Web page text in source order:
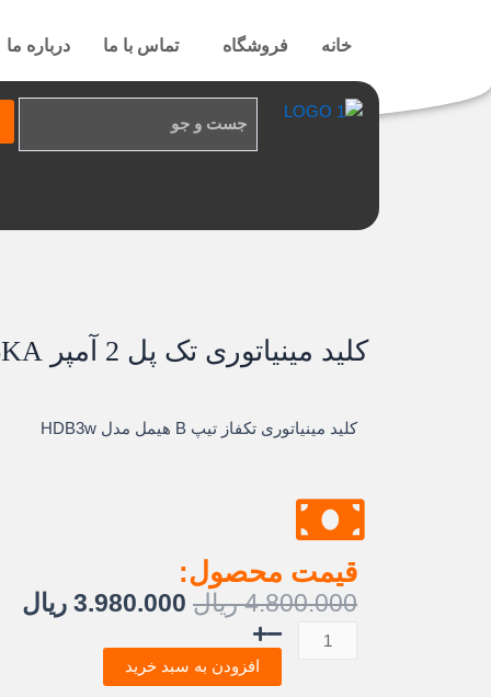
خانه فروشگاه تماس با ما درباره ما
کلید مینیاتوری تک پل 2 آمپر 6KA تیپ B هیمل
کلید مینیاتوری تکفاز تیپ B هیمل مدل HDB3w
قیمت محصول:
4.800.000 ریال قیمت
بود.
3.980.000 ریال
مینیاتوری
افزودن به سبد خرید